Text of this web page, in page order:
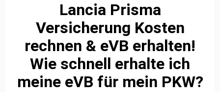
Lancia Prisma
Versicherung Kosten
rechnen & eVB erhalten!
Wie schnell erhalte ich
meine eVB für mein PKW?